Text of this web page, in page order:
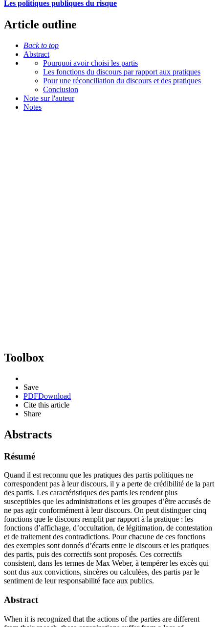
Les politiques publiques du risque
Article outline
Back to top
Abstract
Pourquoi avoir choisi les partis
Les fonctions du discours par rapport aux pratiques
Pour une réconciliation du discours et des pratiques
Conclusion
Note sur l'auteur
Notes
Toolbox
Save
PDFDownload
Cite this article
Share
Abstracts
Résumé
Quand il est reconnu que les pratiques des partis politiques ne
correspondent pas à leur discours, il y a perte de crédibilité de la part
des partis. Les caractéristiques des partis les rendent plus
susceptibles que les administrations et les groupes d’être accusés de
ne pas agir conformément à leur discours. On peut distinguer cinq
fonctions que le discours remplit par rapport à la pratique : les
fonctions d’affichage, d’occultation, de légitimation, de contestation
et de traitement des contradictions. Pour chacune de ces fonctions
des exemples sont donnés d’écarts entre le discours et les pratiques
des partis, puis des correctifs sont proposés. Ces correctifs
consistent, dans les termes de Max Weber, à tempérer les excès qui
sont dus aux convictions, sincères ou calculées, des partis par le
sentiment de leur responsabilité face aux publics.
Abstract
When it is recognized that the actions of the parties are different